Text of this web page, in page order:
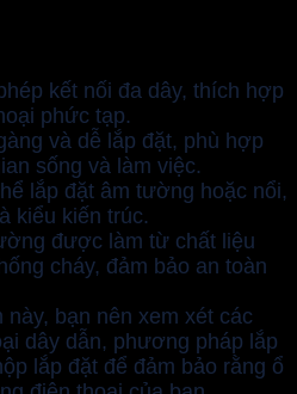
kết nối đa dây, thích hợp
phức tạp.
và dễ lắp đặt, phù hợp
sống và làm việc.
lắp đặt âm tường hoặc nổi,
kiểu kiến trúc.
được làm từ chất liệu
cháy, đảm bảo an toàn
bạn nên xem xét các
dây dẫn, phương pháp lắp
lắp đặt để đảm bảo rằng ổ